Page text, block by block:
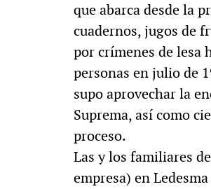
que abarca desde la
cuadernos, jugos de
por crímenes de lesa
personas en julio de
supo aprovechar la
Suprema, así como
proceso.
Las y los familiares
empresa) en